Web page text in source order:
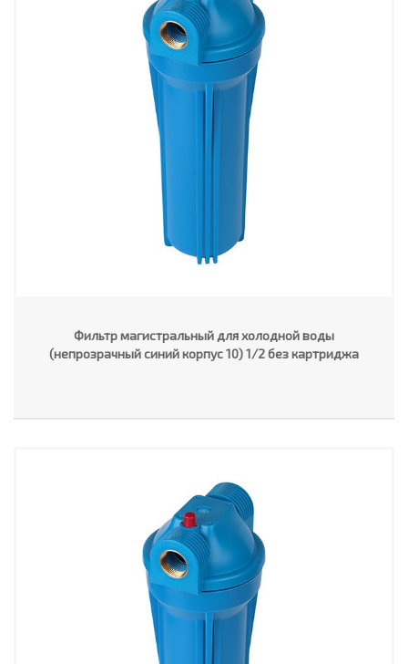
Фильтр магистральный для холодной воды
(непрозрачный синий корпус 10) 1/2 без картриджа